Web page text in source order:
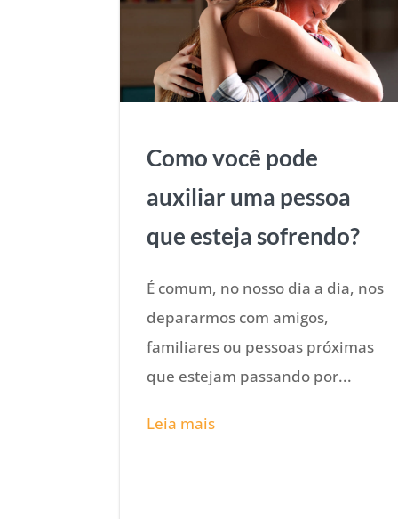
Como você pode
auxiliar uma pessoa
que esteja sofrendo?
É comum, no nosso dia a dia, nos
depararmos com amigos,
familiares ou pessoas próximas
que estejam passando por...
Leia mais